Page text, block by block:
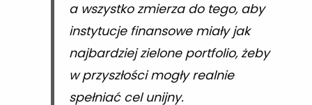
a wszystko zmierza do tego, aby
instytucje finansowe miały jak
najbardziej zielone portfolio, żeby
w przyszłości mogły realnie
spełniać cel unijny.